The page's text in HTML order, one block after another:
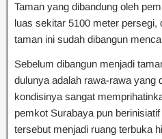
Taman yang dibandung oleh
luas sekitar 5100 meter
taman ini sudah dibangun
Sebelum dibangun menjadi
dulunya adalah rawa-rawa yang
kondisinya sangat
pemkot Surabaya pun
tersebut menjadi ruang terbuka